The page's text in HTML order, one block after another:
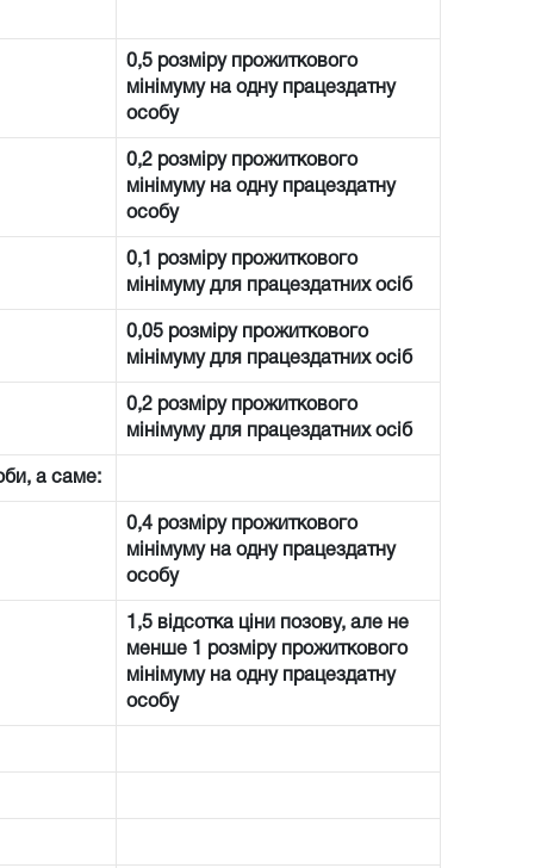
0,5 розміру прожиткового
мінімуму на одну працездатну
особу
0,2 розміру прожиткового
мінімуму на одну працездатну
особу
0,1 розміру прожиткового
мінімуму для працездатних осіб
0,05 розміру прожиткового
мінімуму для працездатних осіб
0,2 розміру прожиткового
мінімуму для працездатних осіб
а саме:
0,4 розміру прожиткового
мінімуму на одну працездатну
особу
1,5 відсотка ціни позову, але не
менше 1 розміру прожиткового
мінімуму на одну працездатну
особу